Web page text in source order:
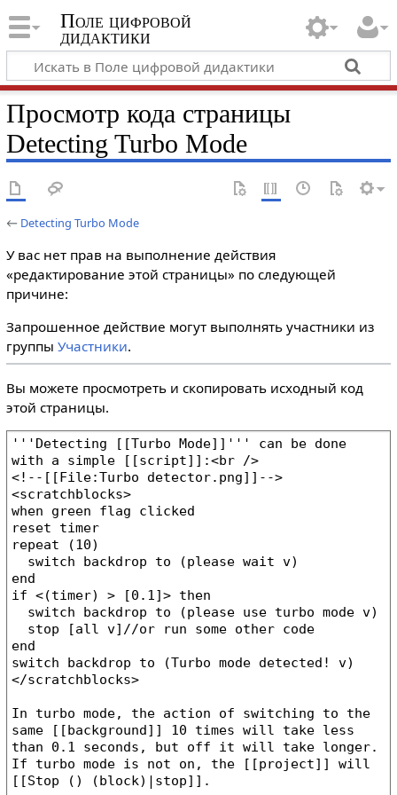
Поле цифровой
дидактики
Просмотр кода страницы
Detecting Turbo Mode
← Detecting Turbo Mode
У вас нет прав на выполнение действия
«редактирование этой страницы» по следующей
причине:
Запрошенное действие могут выполнять участники из
группы Участники.
Вы можете просмотреть и скопировать исходный код
этой страницы.